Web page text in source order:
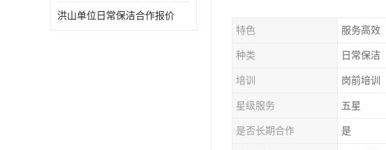
洪山单位日常保洁合作报价
特色 服务高效
种类 日常保洁
培训 岗前培训
星级服务 五星
是否长期合作 是